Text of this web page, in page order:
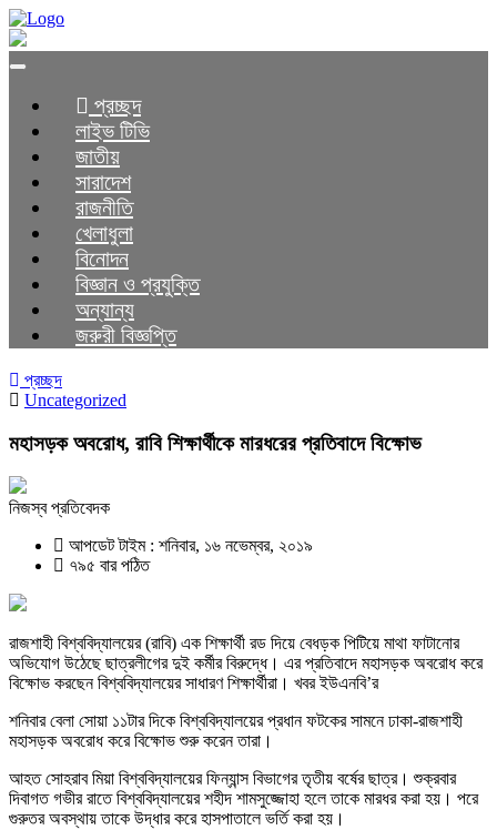
Toggle
প্রচ্ছদ
লাইভ টিভি
জাতীয়
সারাদেশ
রাজনীতি
খেলাধুলা
বিনোদন
বিজ্ঞান ও প্রযুক্তি
অন্যান্য
জরুরী বিজ্ঞপ্তি
প্রচ্ছদ
Uncategorized
মহাসড়ক অবরোধ, রাবি শিক্ষার্থীকে মারধরের প্রতিবাদে বিক্ষোভ
নিজস্ব প্রতিবেদক
আপডেট টাইম : শনিবার, ১৬ নভেম্বর, ২০১৯
৭৯৫ বার পঠিত
রাজশাহী বিশ্ববিদ্যালয়ের (রাবি) এক শিক্ষার্থী রড দিয়ে বেধড়ক পিটিয়ে মাথা ফাটানোর
অভিযোগ উঠেছে ছাত্রলীগের দুই কর্মীর বিরুদ্ধে। এর প্রতিবাদে মহাসড়ক অবরোধ করে
বিক্ষোভ করছেন বিশ্ববিদ্যালয়ের সাধারণ শিক্ষার্থীরা। খবর ইউএনবি’র
শনিবার বেলা সোয়া ১১টার দিকে বিশ্ববিদ্যালয়ের প্রধান ফটকের সামনে ঢাকা-রাজশাহী
মহাসড়ক অবরোধ করে বিক্ষোভ শুরু করেন তারা।
আহত সোহরাব মিয়া বিশ্ববিদ্যালয়ের ফিন্যান্স বিভাগের তৃতীয় বর্ষের ছাত্র। শুক্রবার
দিবাগত গভীর রাতে বিশ্ববিদ্যালয়ের শহীদ শামসুজ্জোহা হলে তাকে মারধর করা হয়। পরে
গুরুতর অবস্থায় তাকে উদ্ধার করে হাসপাতালে ভর্তি করা হয়।